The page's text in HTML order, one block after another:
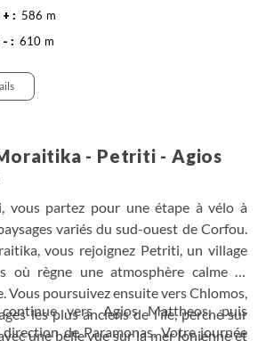
586 m
610 m
Vélo
- Petriti - Agios
vous partez pour une étape à vélo à
variés du sud-ouest de Corfou.
vous rejoignez Petriti, un village
où règne une atmosphère calme et
Vous poursuivez ensuite vers Chlomos,
les plus anciens de l’île, perché sur
une belle vue sur la mer Ionienne et
continue vers Agios Mattheos, puis
direction de Paramonas. Votre journée